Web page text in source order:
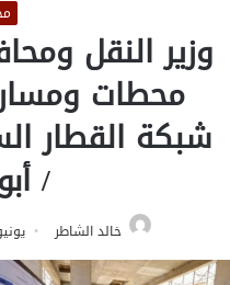
وزير النقل
محطات
شبكة القطار
/
خالد الشاطر يونيو 14,